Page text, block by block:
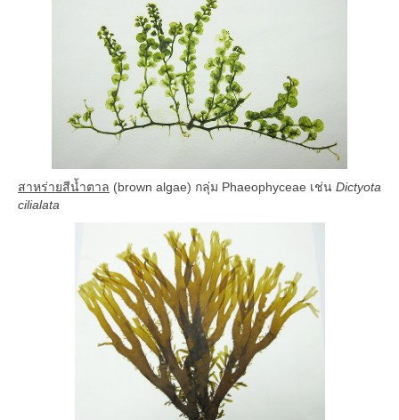
ความหลากหลายทางชีวภาพ
ข่าวประชาสัมพันธ์
ประชุมวิชาการ
ibd
คลังทรัพยากรการศึกษาแบบเปิด (OER)
สาหร่ายสีน้ำตาล (brown algae) กลุ่ม Phaeophyceae เช่น Dictyota
cilialata